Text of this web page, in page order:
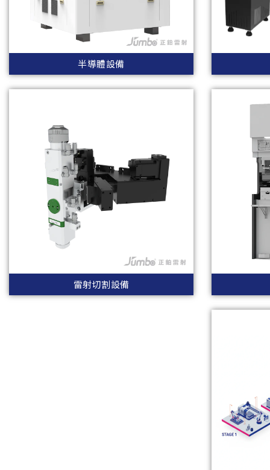
半導體設備
雷射切割設備